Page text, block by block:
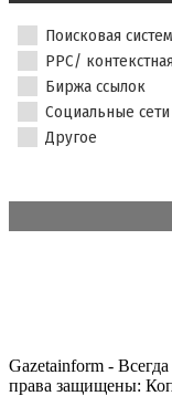
Поисковая
PPC/
Биржа ссылок
Социальные сети
Другое
Gazetainform -
права защищены: